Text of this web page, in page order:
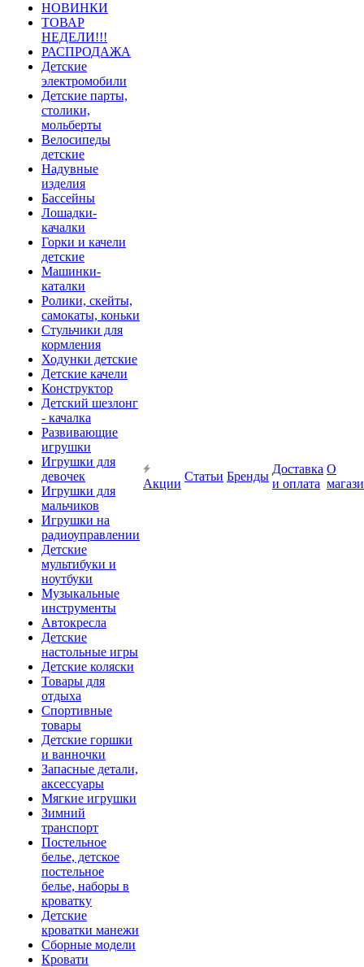
НОВИНКИ
ТОВАР
НЕДЕЛИ!!!
РАСПРОДАЖА
Детские
электромобили
Детские парты,
столики,
мольберты
Велосипеды
детские
Надувные
изделия
Бассейны
Лошадки-
качалки
Горки и качели
детские
Машинки-
каталки
Ролики, скейты,
самокаты, коньки
Стульчики для
кормления
Ходунки детские
Детские качели
Конструктор
Детский шезлонг
- качалка
Развивающие
игрушки
Игрушки для
девочек
Игрушки для
мальчиков
Игрушки на
радиоуправлении
Детские
мультибуки и
ноутбуки
Музыкальные
инструменты
Автокресла
Детские
настольные игры
Детские коляски
Товары для
отдыха
Спортивные
товары
Детские горшки
и ванночки
Запасные детали,
аксессуары
Мягкие игрушки
Зимний
транспорт
Постельное
белье, детское
постельное
белье, наборы в
кроватку
Детские
кроватки манежи
Сборные модели
Кровати
Акции
Статьи Бренды
Доставка
и оплата
О